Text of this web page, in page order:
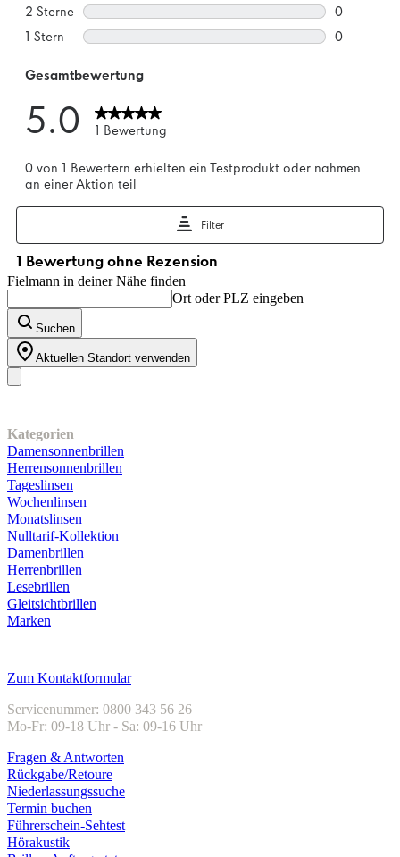
Fielmann in deiner Nähe finden
Ort oder PLZ eingeben
Suchen
Aktuellen Standort verwenden
Kategorien
Damensonnenbrillen
Herrensonnenbrillen
Tageslinsen
Wochenlinsen
Monatslinsen
Nulltarif-Kollektion
Damenbrillen
Herrenbrillen
Lesebrillen
Gleitsichtbrillen
Marken
Zum Kontaktformular
Servicenummer: 0800 343 56 26
Mo-Fr: 09-18 Uhr - Sa: 09-16 Uhr
Fragen & Antworten
Rückgabe/Retoure
Niederlassungssuche
Termin buchen
Führerschein-Sehtest
Hörakustik